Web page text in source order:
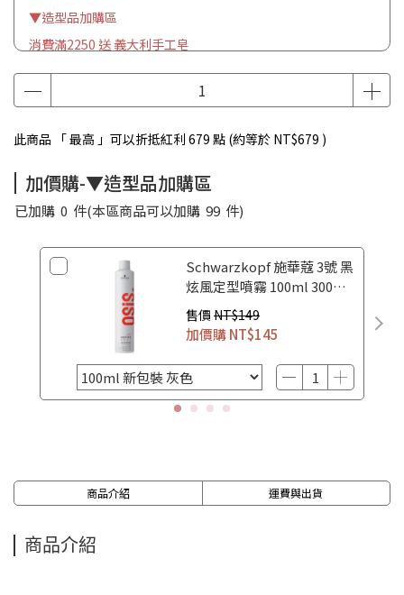
▼造型品加購區
消費滿2250 送 義大利手工皂
此商品 「 最高 」可以折抵紅利 679 點 (約等於 NT$679 )
加價購-▼造型品加購區
已加購 0 件(本區商品可以加購 99 件)
Schwarzkopf 施華蔻 3號 黑
炫風定型噴霧 100ml 300ml
500ml
售價 NT$149
加價購NT$145
商品介紹 運費與出貨
商品介紹